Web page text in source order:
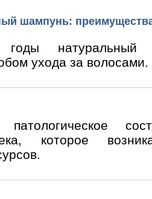
шампунь:
натуральный
ухода за волосами.
которое